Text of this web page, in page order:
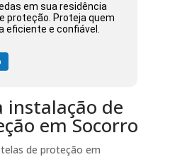
em sua residência
proteção. Proteja quem
eficiente e confiável.
instalação de
em Socorro
de proteção em